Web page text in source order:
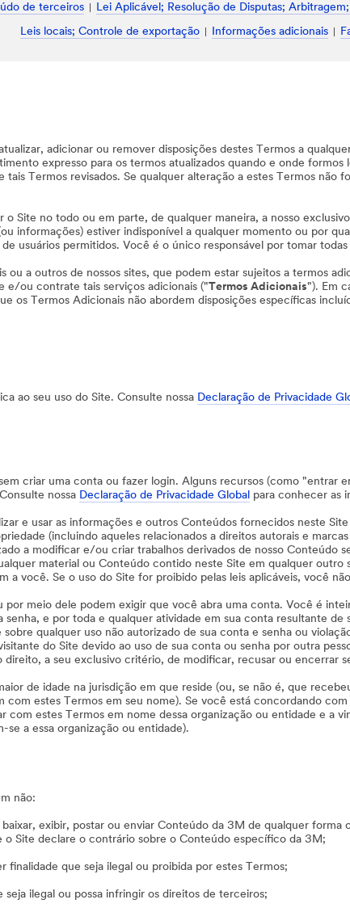
de terceiros Lei Aplicável; Resolução de Disputas;
Leis locais; Controle de exportação Informações adicionais
adicionar ou remover disposições destes Termos a
expresso para os termos atualizados quando e onde
Termos revisados. Se qualquer alteração a estes Termos não
Site no todo ou em parte, de qualquer maneira, a nosso
informações) estiver indisponível a qualquer momento ou por
usuários permitidos. Você é o único responsável por tomar todas
a outros de nossos sites, que podem estar sujeitos a termos
e/ou contrate tais serviços adicionais ("Termos Adicionais"). Em
os Termos Adicionais não abordem disposições específicas
ao seu uso do Site. Consulte nossa Declaração de Privacidade
criar uma conta ou fazer login. Alguns recursos (como
nossa Declaração de Privacidade Global para conhecer as
e usar as informações e outros Conteúdos fornecidos neste
(incluindo aqueles relacionados a direitos autorais e
a modificar e/ou criar trabalhos derivados de nosso Conteúdo
material ou Conteúdo contido neste Site em qualquer outro
a você. Se o uso do Site for proibido pelas leis aplicáveis, você
meio dele podem exigir que você abra uma conta. Você é
senha, e por toda e qualquer atividade em sua conta resultante
qualquer uso não autorizado de sua conta e senha ou
do Site devido ao uso de sua conta ou senha por outra
a seu exclusivo critério, de modificar, recusar ou encerrar
de idade na jurisdição em que reside (ou, se não é, que
com estes Termos em seu nome). Se você está concordando
estes Termos em nome dessa organização ou entidade e a
a essa organização ou entidade).
não:
exibir, postar ou enviar Conteúdo da 3M de qualquer forma
Site declare o contrário sobre o Conteúdo específico da 3M;
finalidade que seja ilegal ou proibida por estes Termos;
ilegal ou possa infringir os direitos de terceiros;